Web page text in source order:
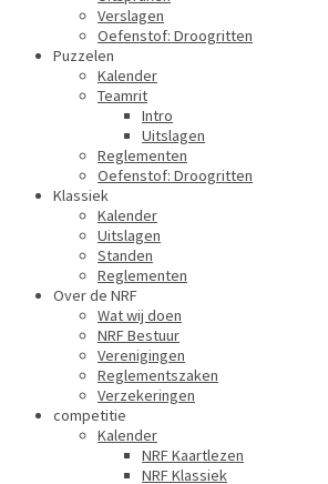
Verslagen
Oefenstof: Droogritten
Puzzelen
Kalender
Teamrit
Intro
Uitslagen
Reglementen
Oefenstof: Droogritten
Klassiek
Kalender
Uitslagen
Standen
Reglementen
Over de NRF
Wat wij doen
NRF Bestuur
Verenigingen
Reglementszaken
Verzekeringen
competitie
Kalender
NRF Kaartlezen
NRF Klassiek